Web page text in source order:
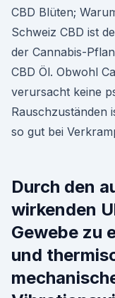
CBD Blüten;
Schweiz CBD ist
der Cannabis-
CBD Öl. Obwohl
verursacht keine
Rauschzuständen
so gut bei
Durch den
wirkenden
Gewebe zu
und